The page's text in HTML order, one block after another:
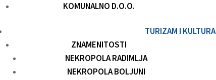
KOMUNALNO D.O.O.
TURIZAM I KULTURA
ZNAMENITOSTI
NEKROPOLA RADIMLJA
NEKROPOLA BOLJUNI